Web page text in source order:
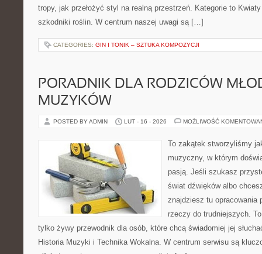
tropy, jak przełożyć styl na realną przestrzeń. Kategorie to
szkodniki roślin. W centrum naszej uwagi są […]
CATEGORIES: GIN I TONIK – SZTUKA KOMPOZYCJI
PORADNIK DLA RODZICÓW
MUZYKÓW
POSTED BY ADMIN LUT - 16 - 2026 MOŻLIWOŚĆ
To zakątek stworzyliśmy
muzyczny, w którym
pasją. Jeśli szukasz
świat dźwięków albo
znajdziesz tu opracowania
rzeczy do trudniejszych.
tylko żywy przewodnik dla osób, które chcą świadomiej jej
Historia Muzyki i Technika Wokalna. W centrum serwisu są